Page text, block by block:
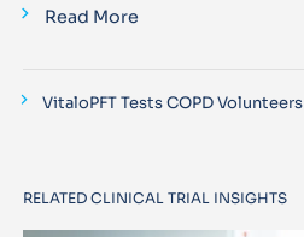
Read More
VitaloPFT Tests COPD Volunteers
RELATED CLINICAL TRIAL INSIGHTS